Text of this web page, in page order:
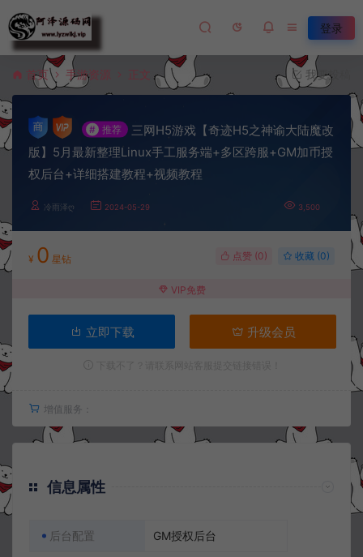
登录
首页 手游资源 正文 我要投稿
# 推荐
三网H5游戏【奇迹H5之神谕大陆魔改
版】5月最新整理Linux手工服务端+多区跨服+GM加币授
权后台+详细搭建教程+视频教程
冷雨泽ღ 2024-05-29 3,500
¥ 0 星钻 点赞 (0) 收藏 (0)
VIP免费
立即下载 升级会员
增值服务：
信息属性
后台配置 GM授权后台